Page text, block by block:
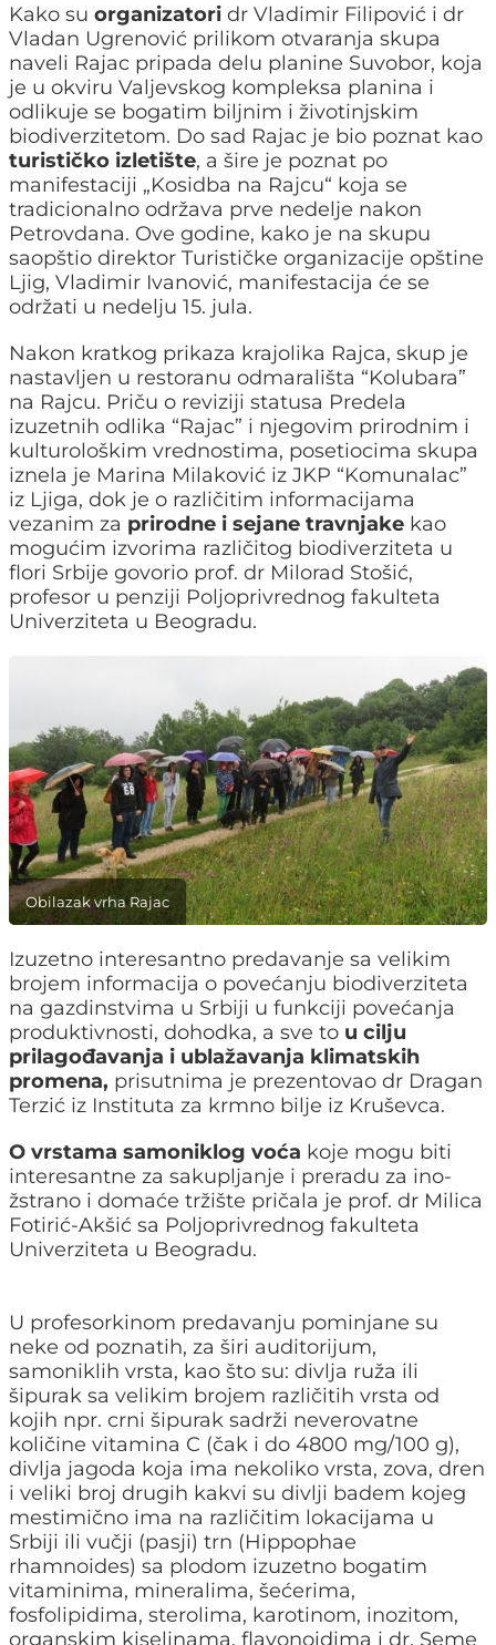
Kako su organizatori dr Vladimir Filipović i dr
Vladan Ugrenović prilikom otvaranja skupa
naveli Rajac pripada delu planine Suvobor, koja
je u okviru Valjevskog kompleksa planina i
odlikuje se bogatim biljnim i životinjskim
biodiverzitetom. Do sad Rajac je bio poznat kao
turističko izletište, a šire je poznat po
manifestaciji „Kosidba na Rajcu“ koja se
tradicionalno održava prve nedelje nakon
Petrovdana. Ove godine, kako je na skupu
saopštio direktor Turističke organizacije opštine
Ljig, Vladimir Ivanović, manifestacija će se
održati u nedelju 15. jula.
Nakon kratkog prikaza krajolika Rajca, skup je
nastavljen u restoranu odmarališta “Kolubara”
na Rajcu. Priču o reviziji statusa Predela
izuzetnih odlika “Rajac” i njegovim prirodnim i
kulturološkim vrednostima, posetiocima skupa
iznela je Marina Milaković iz JKP “Komunalac”
iz Ljiga, dok je o različitim informacijama
vezanim za prirodne i sejane travnjake kao
mogućim izvorima različitog biodiverziteta u
flori Srbije govorio prof. dr Milorad Stošić,
profesor u penziji Poljoprivrednog fakulteta
Univerziteta u Beogradu.
Obilazak vrha Rajac
Izuzetno interesantno predavanje sa velikim
brojem informacija o povećanju biodiverziteta
na gazdinstvima u Srbiji u funkciji povećanja
produktivnosti, dohodka, a sve to u cilju
prilagođavanja i ublažavanja klimatskih
promena, prisutnima je prezentovao dr Dragan
Terzić iz Instituta za krmno bilje iz Kruševca.
O vrstama samoniklog voća koje mogu biti
interesantne za sakupljanje i preradu za ino-
žstrano i domaće tržište pričala je prof. dr Milica
Fotirić-Akšić sa Poljoprivrednog fakulteta
Univerziteta u Beogradu.
U profesorkinom predavanju pominjane su
neke od poznatih, za širi auditorijum,
samoniklih vrsta, kao što su: divlja ruža ili
šipurak sa velikim brojem različitih vrsta od
kojih npr. crni šipurak sadrži neverovatne
količine vitamina C (čak i do 4800 mg/100 g),
divlja jagoda koja ima nekoliko vrsta, zova, dren
i veliki broj drugih kakvi su divlji badem kojeg
mestimično ima na različitim lokacijama u
Srbiji ili vučji (pasji) trn (Hippophae
rhamnoides) sa plodom izuzetno bogatim
vitaminima, mineralima, šećerima,
fosfolipidima, sterolima, karotinom, inozitom,
organskim kiselinama, flavonoidima i dr. Seme